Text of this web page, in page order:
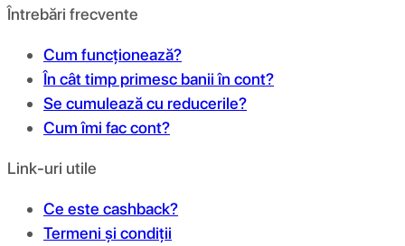
Întrebări frecvente
Cum funcționează?
În cât timp primesc banii în cont?
Se cumulează cu reducerile?
Cum îmi fac cont?
Link-uri utile
Ce este cashback?
Termeni și condiții